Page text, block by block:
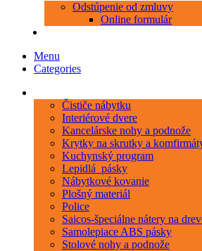
Odstúpenie od zmluvy
Online formulár
Menu
Categories
Čističe nábytku
Interiérové dvere
Kancelárske nohy a podnože
Krytky na skrutky a
Kuchynský program
Lepidlá_pásky
Nábytkové kovanie
Plošný materiál
Police
Saicos-špeciálne nátery na
Samolepiace ABS pásky
Stolové nohy a podnože